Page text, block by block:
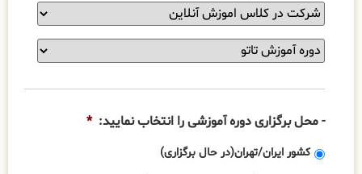
شرایط
دوره
آموزشی
شما
است
عنوان
آموزشی
انتخاب
نمایید:
*
- محل برگزاری دوره آموزشی را انتخاب نمایید: *
کشور ایران/تهران(در حال برگزاری)